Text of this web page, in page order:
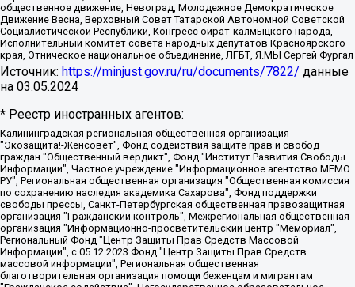
общественное движение, Невоград, Молодежное Демократическое
Движение Весна, Верховный Совет Татарской Автономной Советской
Социалистической Республики, Конгресс ойрат-калмыцкого народа,
Исполнительный комитет совета народных депутатов Красноярского
края, Этническое национальное объединение, ЛГБТ, Я.МЫ Сергей Фургал
Источник: https://minjust.gov.ru/ru/documents/7822/ данные
на 03.05.2024
* Реестр иностранных агентов:
Калининградская региональная общественная организация "Экозащита!-Женсовет", Фонд содействия защите прав и свобод граждан "Общественный вердикт", Фонд "Институт Развития Свободы Информации", Частное учреждение "Информационное агентство МЕМО. РУ", Региональная общественная организация "Общественная комиссия по сохранению наследия академика Сахарова", Фонд поддержки свободы прессы, Санкт-Петербургская общественная правозащитная организация "Гражданский контроль", Межрегиональная общественная организация "Информационно-просветительский центр "Мемориал", Региональный Фонд "Центр Защиты Прав Средств Массовой Информации", с 05.12.2023 Фонд "Центр Защиты Прав Средств массовой информации", Региональная общественная благотворительная организация помощи беженцам и мигрантам "Гражданское содействие", Негосударственное образовательное учреждение дополнительного профессионального образования (повышение квалификации) специалистов "АКАДЕМИЯ ПО ПРАВАМ ЧЕЛОВЕКА", Свердловская региональная общественная организация "Сутяжник", Автономная некоммерческая организация "Центр независимых социологических исследований", Союз общественных объединений "Российский исследовательский центр по правам человека", Региональное общественное учреждение научно-информационный центр "МЕМОРИАЛ", Некоммерческая организация "Фонд защиты гласности", Автономная некоммерческая организация "Институт прав человека", Городская общественная организация "Екатеринбургское общество "МЕМОРИАЛ", Городская общественная организация "Рязанское историко-просветительское и правозащитное общество "Мемориал" (Рязанский Мемориал), Челябинский региональный орган общественной самодеятельности – женское общественное объединение "Женщины Евразии", Челябинский региональный орган общественной самодеятельности "Уральская правозащитная группа", Фонд содействия защите здоровья и социальной справедливости имени Андрея Рылькова, Автономная Некоммерческая Организация "Аналитический Центр Юрия Левады", Автономная некоммерческая организация социальной поддержки населения "Проект Апрель", Региональная общественная организация помощи женщинам и детям, находящимся в кризисной ситуации "Информационно-методический центр "Анна", Фонд содействия развитию массовых коммуникаций и правовому просвещению "Так-так-Так", Фонд содействия устойчивому развитию "Серебряная тайга", Свердловский региональный общественный фонд социальных проектов "Новое время", "Idel.Реалии", Кавказ.Реалии, Крым.Реалии, Телеканал Настоящее Время, Татаро-башкирская служба Радио Свобода (Azatliq Radiosi), Радио Свободная Европа/Радио Свобода (PCE/PC), "Сибирь.Реалии", "Фактограф", Благотворительный фонд помощи осужденным и их семьям, Автономная некоммерческая организация "Институт глобализации и социальных движений", Фонд "В защиту прав заключенных", Частное учреждение "Центр поддержки и содействия развитию средств массовой информации", Пензенский региональный общественный благотворительный фонд "Гражданский союз", "Север.Реалии", Некоммерческая организация Фонд "Правовая инициатива", Общество с ограниченной ответственностью "Радио Свободная Европа/Радио Свобода", Чешское информационное агентство "MEDIUM-ORIENT", Красноярская региональная общественная организация "Мы против СПИДа", Камалягин Денис Николаевич, Маркелов Сергей Евгеньевич, Пономарев Лев Александрович, Савицкая Людмила Алексеевна, Автономная некоммерческая организация "Центр по работе с проблемой насилия "НАСИЛИЮ.НЕТ", Межрегиональный профессиональный союз работников здравоохранения "Альянс врачей", Юридическое лицо, зарегистрированное в Латвийской Республике, SIA "Medusa Project" (регистрационный номер 40103797863, дата регистрации 10.06.2014), Некоммерческая организация "Фонд по борьбе с коррупцией", Автономная некоммерческая организация "Институт права и публичной политики", Баданин Роман Сергеевич, Гликин Максим Александрович, Железнова Мария Михайловна, Лукьянова Юлия Сергеевна, Маетная Елизавета Витальевна, Маняхин Петр Борисович, Чуракова Ольга Владимировна, Ярош Юлия Петровна, Юридическое лицо "The Insider SIA", зарегистрированное в Риге, Латвийская Республика (дата регистрации 26.06.2015), являющееся администратором доменного имени интернет-издания "The Insider SIA", https://theins.ru, Постернак Алексей Евгеньевич, Рубин Михаил Аркадьевич, Анин Роман Александрович, Юридическое лицо Istories fonds, зарегистрированное в Латвийской Республике (регистрационный номер 50008295751, дата регистрации 24.02.2020), Великовский Дмитрий Александрович, Долинина Ирина Николаевна, Мароховская Алеся Алексеевна, Шлейнов Роман Юрьевич, Шмагун Олеся Валентиновна, Общество с ограниченной ответственностью "Альтаир 2021", Общество с ограниченной ответственностью "Вега 2021", Общество с ограниченной ответственностью "Главный редактор 2021", Общество с ограниченной ответственностью "Ромашки монолит", Важенков Артем Валерьевич, Ивановская областная общественная организация "Центр гендерных исследований", Гурман Юрий Альбертович, Медиапроект "ОВД-Инфо", Егоров Владимир Владимирович, Жилинский Владимир Александрович, Общество с ограниченной ответственностью "ЗП", Иванова София Юрьевна, Карезина Инна Павловна, Кильтау Екатерина Викторовна, Петров Алексей Викторович, Пискунов Сергей Евгеньевич, Смирнов Сергей Сергеевич, Тихонов Михаил Сергеевич, Общество с ограниченной ответственностью "ЖУРНАЛИСТ-ИНОСТРАННЫЙ АГЕНТ", Арапова Галина Юрьевна, Вольтская Татьяна Анатольевна, Американская компания "Mason G.E.S. Anonymous Foundation" (США), являющаяся владельцем интернет-издания https://mnews.world/, Компания "Stichting Bellingcat", зарегистрированная в Нидерландах (дата регистрации 11.07.2018), Захаров Андрей Вячеславович, Клепиковская Екатерина Дмитриевна, Общество с ограниченной ответственностью "МЕМО", Перл Роман Александрович, Симонов Евгений Алексеевич, Соловьева Елена Анатольевна, Сотников Даниил Владимирович, Сурначева Елизавета Дмитриевна, Автономная некоммерческая организация по защите прав человека и информированию населения "Якутия – Наше Мнение", Общество с ограниченной ответственностью "Москоу диджитал медиа", с 26.01.2023 Общество с ограниченной ответственностью "Чайка Белые сады", Ветошкина Валерия Валерьевна, Заговора Максим Александрович, Межрегиональное общественное движение "Российская ЛГБТ - сеть", Оленичев Максим Владимирович, Павлов Иван Юрьевич, Скворцова Елена Сергеевна, Общество с ограниченной ответственностью "Как бы инагент", Кочетков Игорь Викторович, Общество с ограниченной ответственностью "Честные выборы", Еланчик Олег Александрович, Общество с ограниченной ответственностью "Нобелевский призыв", Гималова Регина Эмилевна, Григорьев Андрей Валерьевич, Григорьева Алина Александровна, Ассоциация по содействию защите прав призывников, альтернативнослужащих и военнослужащих "Правозащитная группа "Гражданин.Армия.Право", Хисамова Регина Фаритовна, Автономная некоммерческая организация по реализации социально-правовых программ "Лилит", Дальневосточное общественное движение "Маяк", Санкт-Петербургская ЛГБТ-инициативная группа "Выход", Инициативная группа ЛГБТ+ "Реверс", Алексеев Андрей Викторович, Бекбулатова Таисия Львовна, Беляев Иван Михайлович, Владыкина Елена Сергеевна, Гельман Марат Александрович, Никульшина Вероника Юрьевна, Толоконникова Надежда Андреевна, Шендерович Виктор Анатольевич, Общество с ограниченной ответственностью "Данное сообщение", Общество с ограниченной ответственностью Издательский дом "Новая глава", Айнбиндер Александра Александровна, Московский комьюнити-центр для ЛГБТ+инициатив, Благотворительный фонд развития филантропии, Deutsche Welle (Германия, Kurt-Schumacher-Strasse 3, 53113 Bonn), Борзунова Мария Михайловна, Воробьев Виктор Викторович, Голубева Анна Львовна, Константинова Алла Михайловна, Малкова Ирина Владимировна, Мурадов Мурад Абдулгалимович, Осетинская Елизавета Николаевна, Понасенков Евгений Николаевич, Ганапольский Матвей Юрьевич, Киселев Евгений Алексеевич, Борухович Ирина Григорьевна, Дремин Иван Тимофеевич, Дубровский Дмитрий Викторович, Красноярская региональная общественная организация поддержки и развития альтернативных образовательных технологий и межкультурных коммуникаций "ИНТЕРРА", Маяковская Екатерина Алексеевна, Фейгин Марк Захарович, Филимонов Андрей Викторович, Дзугкоева Регина Николаевна, Доброхотов Роман Александрович, Дудь Юрий Александрович, Елкин Сергей Владимирович, Кругликов Кирилл Игоревич, Сабунаева Мария Леонидовна, Семенов Алексей Владимирович, Шаинян Карен Багратович, Шульман Екатерина Михайловна, Асафьев Артур Валерьевич, Вахштайн Виктор Семенович, Венедиктов Алексей Алексеевич, Лушникова Екатерина Евгеньевна, Волков Леонид Михайлович, Невзоров Александр Глебович, Пархоменко Сергей Борисович, Сироткин Ярослав Николаевич, Кара-Мурза Владимир Владимирович, Баранова Наталья Владимировна, Гозман Леонид Яковлевич, Кагарлицкий Борис Юльевич, Климарев Михаил Валерьевич, Милов Владимир Станиславович, Автономная некоммерческая организация Краснодарский центр современного искусства "Типография", Моргенштерн Алишер Тагирович, Соболь Любовь Эдуардовна, Общество с ограниченной ответственностью "ЛИЗА НОРМ", Каспаров Гарри Кимович, Ходорковский Михаил Борисович, Общество с ограниченной ответственностью "Апрельские тезисы", Данилович Ирина Брониславовна, Кашин Олег Владимирович, Петров Николай Владимирович, Пивоваров Алексей Владимирович, Соколов Михаил Владимирович, Цветкова Юлия Владимировна, Чичваркин Евгений Александрович, Комитет против пыток/Команда против пыток, Общество с ограниченной ответственностью "Первый научный", Общество с ограниченной ответственностью "Вертолет и ко", Белоцерковская Вероника Борисовна, Кац Максим Евгеньевич, Лазарева Татьяна Юрьевна, Шаведдинов Руслан Табризович, Яшин Илья Валерьевич, Общество с ограниченной ответственностью "Иноагент ААВ", Алешковский Дмитрий Петрович, Альбац Евгения Марковна, Быков Дмитрий Львович, Галямина Юлия Евгеньевна, Лойко Сергей Леонидович, Мартынов Кирилл Константинович, Медведев Сергей Александрович, Крашенинников Федор Геннадиевич, Гордеева Катерина Вл